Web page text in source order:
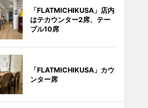
「FLATMICHIKUSA」店内
はテカウンター2席、テー
ブル10席
「FLATMICHIKUSA」カウ
ンター席